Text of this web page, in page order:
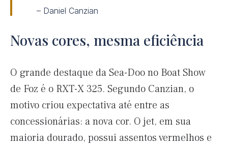
– Daniel Canzian
Novas cores, mesma eficiência
O grande destaque da Sea-Doo no Boat Show
de Foz é o RXT-X 325. Segundo Canzian, o
motivo criou expectativa até entre as
concessionárias: a nova cor. O jet, em sua
maioria dourado, possui assentos vermelhos e